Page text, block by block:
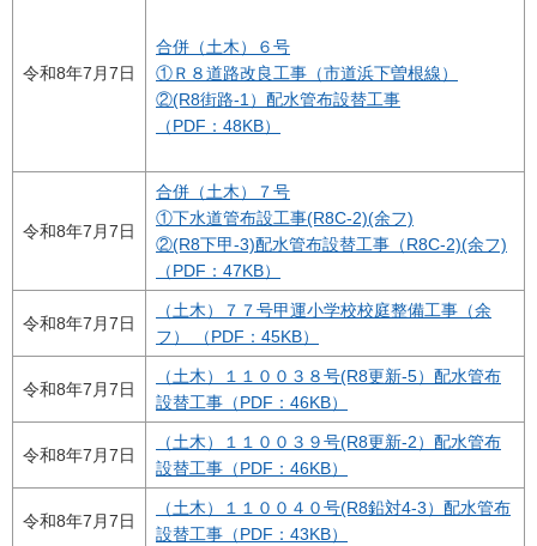
令和8年7月7日
合併（土木）６号
①Ｒ８道路改良工事（市道浜下曽根線）
②(R8街路-1）配水管布設替工事
（PDF：48KB）
令和8年7月7日
合併（土木）７号
①下水道管布設工事(R8C-2)(余フ)
②(R8下甲-3)配水管布設替工事（R8C-2)(余フ)
（PDF：47KB）
令和8年7月7日
（土木）７７号甲運小学校校庭整備工事（余
フ） （PDF：45KB）
令和8年7月7日
（土木）１１００３８号(R8更新-5）配水管布
設替工事（PDF：46KB）
令和8年7月7日
（土木）１１００３９号(R8更新-2）配水管布
設替工事（PDF：46KB）
令和8年7月7日
（土木）１１００４０号(R8鉛対4-3）配水管布
設替工事（PDF：43KB）